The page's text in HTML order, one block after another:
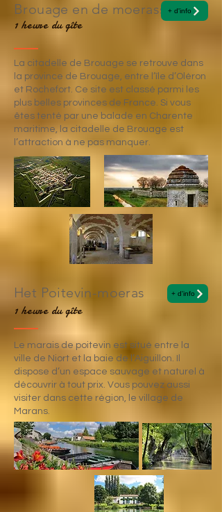
Brouage en de moerassen
1 heure du gîte
+ d'info
La citadelle de Brouage se retrouve dans
la province de Brouage, entre l’île d’Oléron
et Rochefort. Ce site est classé parmi les
plus belles provinces de France. Si vous
êtes tenté par une balade en Charente
maritime, la citadelle de Brouage est
l’attraction à ne pas manquer.
+ d'info
Het Poitevin-moeras
1 heure du gîte
Le marais de poitevin est situé entre la
ville de Niort et la baie de l’Aiguillon. Il
dispose d’un espace sauvage et naturel à
découvrir à tout prix. Vous pouvez aussi
visiter dans cette région, le village de
Marans.